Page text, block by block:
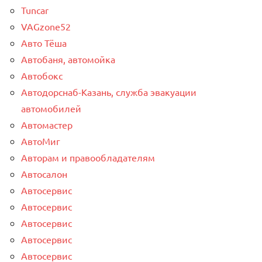
Tuncar
VAGzone52
Авто Тёша
Автобаня, автомойка
Автобокс
Автодорснаб-Казань, служба эвакуации
автомобилей
Автомастер
АвтоМиг
Авторам и правообладателям
Автосалон
Автосервис
Автосервис
Автосервис
Автосервис
Автосервис